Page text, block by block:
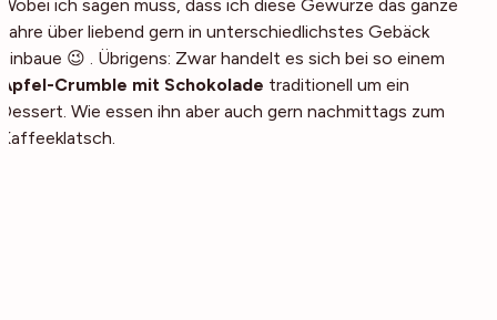
Wobei ich sagen muss, dass ich diese Gewürze das ganze
Jahre über liebend gern in unterschiedlichstes Gebäck
einbaue 😉 . Übrigens: Zwar handelt es sich bei so einem
Apfel-Crumble mit Schokolade traditionell um ein
Dessert. Wie essen ihn aber auch gern nachmittags zum
Kaffeeklatsch.